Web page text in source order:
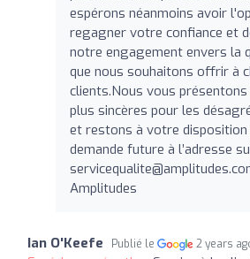
espérons néanmoins avoir
regagner votre confiance et
notre engagement envers la
que nous souhaitons offrir à
clients.Nous vous
plus sincères pour les
et restons à votre
demande future à l’adresse
Amplitudes
Ian O'Keefe Publié le 2 years